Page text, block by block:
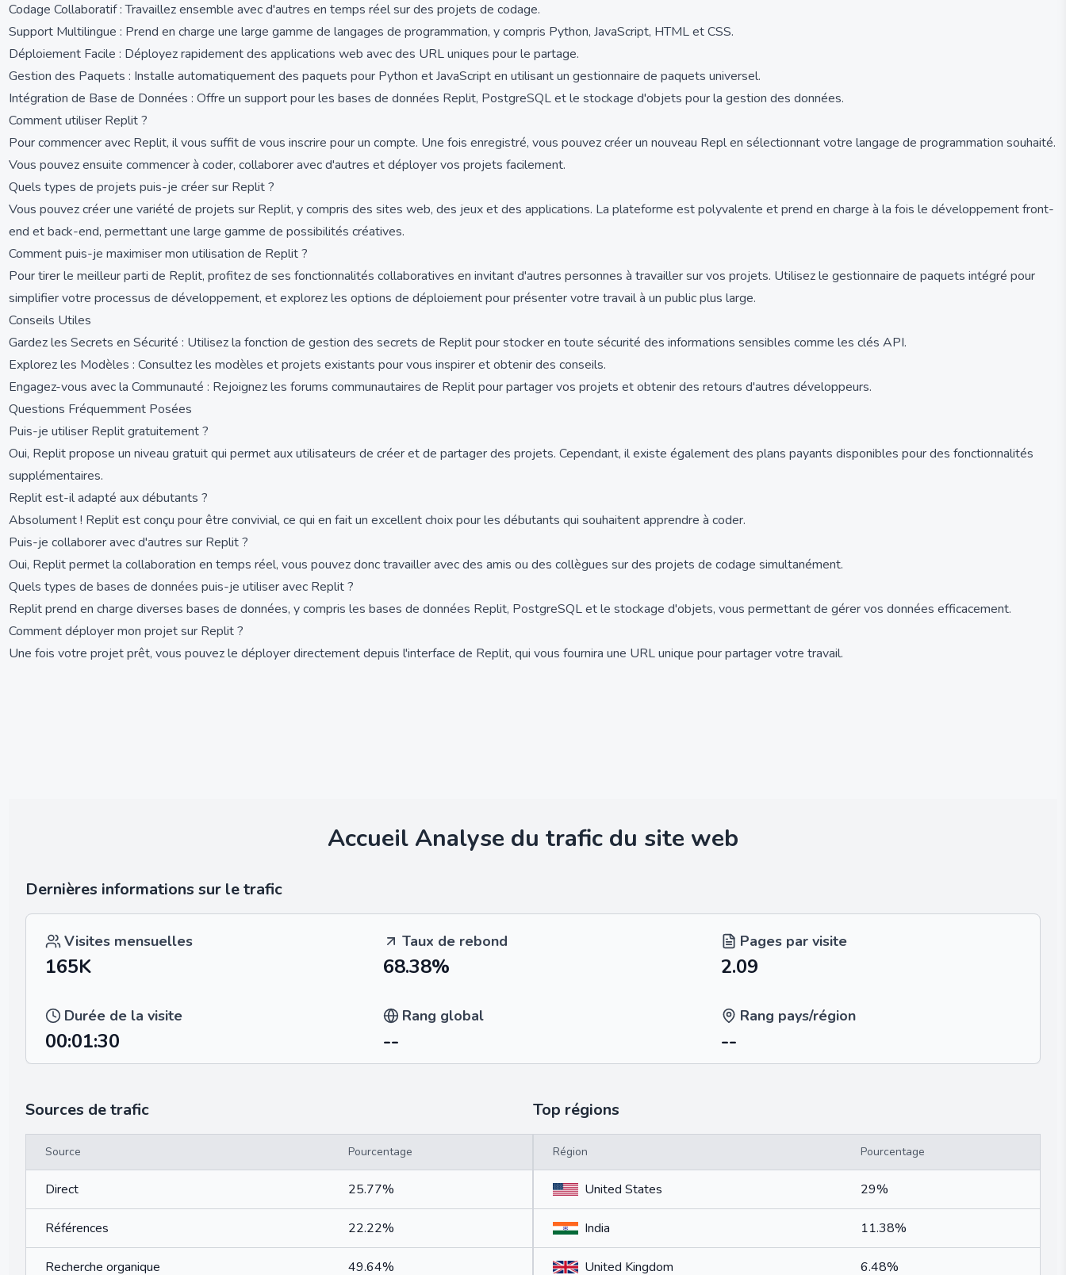
Codage Collaboratif : Travaillez ensemble avec d'autres en temps réel sur des projets de codage.
Support Multilingue : Prend en charge une large gamme de langages de programmation, y compris Python, JavaScript, HTML et CSS.
Déploiement Facile : Déployez rapidement des applications web avec des URL uniques pour le partage.
Gestion des Paquets : Installe automatiquement des paquets pour Python et JavaScript en utilisant un gestionnaire de paquets universel.
Intégration de Base de Données : Offre un support pour les bases de données Replit, PostgreSQL et le stockage d'objets pour la gestion des données.
Comment utiliser Replit ?
Pour commencer avec Replit, il vous suffit de vous inscrire pour un compte. Une fois enregistré, vous pouvez créer un nouveau Repl en sélectionnant votre langage de programmation souhaité.
Vous pouvez ensuite commencer à coder, collaborer avec d'autres et déployer vos projets facilement.
Quels types de projets puis-je créer sur Replit ?
Vous pouvez créer une variété de projets sur Replit, y compris des sites web, des jeux et des applications. La plateforme est polyvalente et prend en charge à la fois le développement front-
end et back-end, permettant une large gamme de possibilités créatives.
Comment puis-je maximiser mon utilisation de Replit ?
Pour tirer le meilleur parti de Replit, profitez de ses fonctionnalités collaboratives en invitant d'autres personnes à travailler sur vos projets. Utilisez le gestionnaire de paquets intégré pour
simplifier votre processus de développement, et explorez les options de déploiement pour présenter votre travail à un public plus large.
Conseils Utiles
Gardez les Secrets en Sécurité : Utilisez la fonction de gestion des secrets de Replit pour stocker en toute sécurité des informations sensibles comme les clés API.
Explorez les Modèles : Consultez les modèles et projets existants pour vous inspirer et obtenir des conseils.
Engagez-vous avec la Communauté : Rejoignez les forums communautaires de Replit pour partager vos projets et obtenir des retours d'autres développeurs.
Questions Fréquemment Posées
Puis-je utiliser Replit gratuitement ?
Oui, Replit propose un niveau gratuit qui permet aux utilisateurs de créer et de partager des projets. Cependant, il existe également des plans payants disponibles pour des fonctionnalités
supplémentaires.
Replit est-il adapté aux débutants ?
Absolument ! Replit est conçu pour être convivial, ce qui en fait un excellent choix pour les débutants qui souhaitent apprendre à coder.
Puis-je collaborer avec d'autres sur Replit ?
Oui, Replit permet la collaboration en temps réel, vous pouvez donc travailler avec des amis ou des collègues sur des projets de codage simultanément.
Quels types de bases de données puis-je utiliser avec Replit ?
Replit prend en charge diverses bases de données, y compris les bases de données Replit, PostgreSQL et le stockage d'objets, vous permettant de gérer vos données efficacement.
Comment déployer mon projet sur Replit ?
Une fois votre projet prêt, vous pouvez le déployer directement depuis l'interface de Replit, qui vous fournira une URL unique pour partager votre travail.
AccueilAnalyse du trafic du site web
Dernières informations sur le trafic
Visites mensuelles Taux de rebond Pages par visite
165K 68.38% 2.09
Durée de la visite Rang global Rang pays/région
00:01:30 -- --
Sources de trafic
Source Pourcentage
Direct 25.77%
Références 22.22%
Recherche organique 49.64%
Top régions
Région Pourcentage
United States 29%
India 11.38%
United Kingdom 6.48%